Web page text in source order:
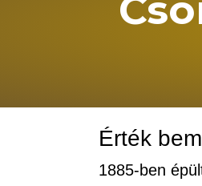
Érték
1885-ben